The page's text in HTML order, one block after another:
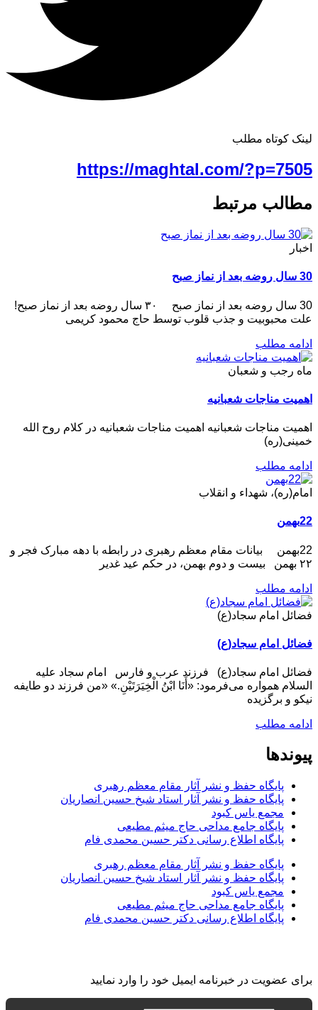
لینک کوتاه مطلب
https://maghtal.com/?p=7505
مطالب مرتبط
اخبار
30 سال روضه بعد از نماز صبح
30 سال روضه بعد از نماز صبح ۳۰ سال روضه بعد از نماز صبح!
علت محبوبیت و جذب قلوب توسط حاج محمود کریمی
ادامه مطلب
ماه رجب و شعبان
اهمیت مناجات شعبانیه
اهمیت مناجات شعبانیه اهمیت مناجات شعبانیه در کلام روح الله
خمینی(ره)
ادامه مطلب
امام(ره)، شهداء و انقلاب
22بهمن
22بهمن بیانات مقام معظم رهبری در رابطه با دهه مبارک فجر و
۲۲ بهمن بیست و دوم بهمن، در حکم عید غدیر
ادامه مطلب
فضائل امام سجاد(ع)
فضائل امام سجاد(ع)
فضائل امام سجاد(ع) فرزند عرب و فارس امام سجاد علیه
السلام همواره می‌فرمود: «أَنَا ابْنُ الْخِیَرَتَیْنِ.» «من فرزند دو طایفه
نیکو و برگزیده
ادامه مطلب
پیوندها
پایگاه حفظ و نشر آثار مقام معظم رهبری
پایگاه حفظ و نشر آثار استاد شیخ حسین انصاریان
مجمع یاس کبود
پایگاه جامع مداحی حاج میثم مطیعی
پایگاه اطلاع رسانی دکتر حسین محمدی فام
پایگاه حفظ و نشر آثار مقام معظم رهبری
پایگاه حفظ و نشر آثار استاد شیخ حسین انصاریان
مجمع یاس کبود
پایگاه جامع مداحی حاج میثم مطیعی
پایگاه اطلاع رسانی دکتر حسین محمدی فام
برای عضویت در خبرنامه ایمیل خود را وارد نمایید